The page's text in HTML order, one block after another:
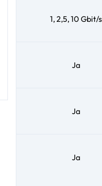
1, 2,5, 10 Gbit/s
Ja
Ja
Ja